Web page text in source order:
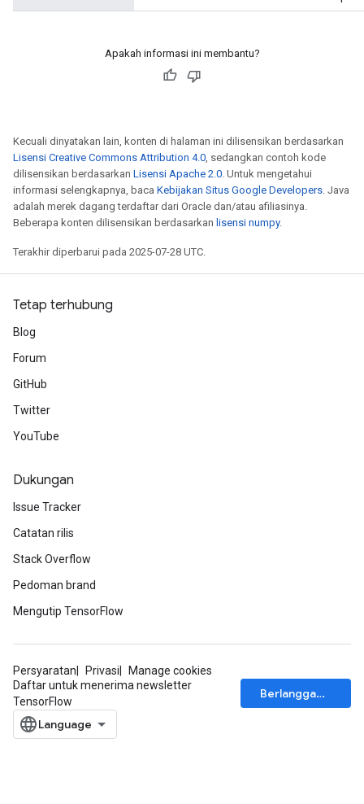
Apakah informasi ini membantu?
Kecuali dinyatakan lain, konten di halaman ini dilisensikan berdasarkan
Lisensi Creative Commons Attribution 4.0, sedangkan contoh kode
dilisensikan berdasarkan Lisensi Apache 2.0. Untuk mengetahui
informasi selengkapnya, baca Kebijakan Situs Google Developers. Java
adalah merek dagang terdaftar dari Oracle dan/atau afiliasinya.
Beberapa konten dilisensikan berdasarkan lisensi numpy.
Terakhir diperbarui pada 2025-07-28 UTC.
Tetap terhubung
Blog
Forum
GitHub
Twitter
YouTube
Dukungan
Issue Tracker
Catatan rilis
Stack Overflow
Pedoman brand
Mengutip TensorFlow
Persyaratan Privasi
Manage cookies
Daftar untuk menerima newsletter
TensorFlow
Berlangganan